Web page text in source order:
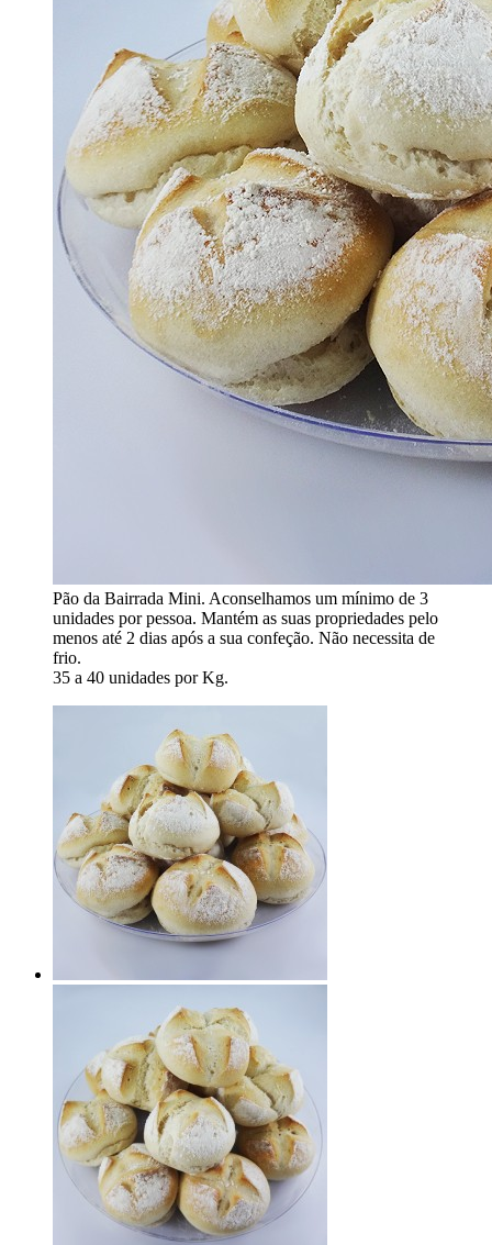
Pão da Bairrada Mini. Aconselhamos um mínimo de 3
unidades por pessoa. Mantém as suas propriedades pelo
menos até 2 dias após a sua confeção. Não necessita de
frio.
35 a 40 unidades por Kg.